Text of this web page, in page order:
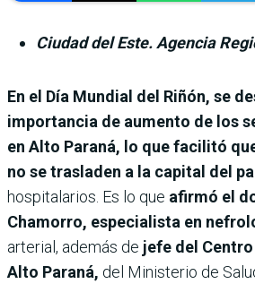
Ciudad del Este. Agencia
En el Día Mundial del Riñón, se
importancia de aumento de los
en Alto Paraná, lo que facilitó
no se trasladen a la capital del
hospitalarios. Es lo que afirmó el
Chamorro, especialista en
arterial, además de jefe del
Alto Paraná, del Ministerio de